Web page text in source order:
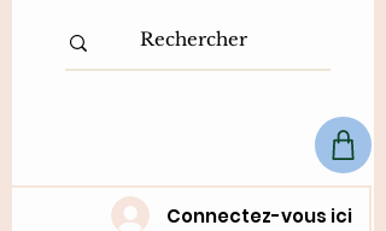
Connectez-vous ici